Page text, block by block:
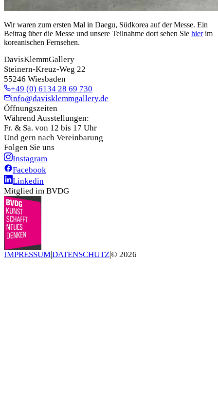
Wir waren zum ersten Mal in Daegu, Südkorea auf der Messe. Ein
Beitrag über die Messe und unsere Teilnahme dort sehen Sie hierim
koreanischen Fernsehen.
DavisKlemmGallery
Steinern-Kreuz-Weg 22
55246 Wiesbaden
+49 (0) 6134 28 69 730
info@davisklemmgallery.de
Öffnungszeiten
Während Ausstellungen:
Fr. & Sa. von 12 bis 17 Uhr
Und gern nach Vereinbarung
Folgen Sie uns
Instagram
Facebook
Linkedin
Mitglied im BVDG
IMPRESSUM|DATENSCHUTZ|© 2026